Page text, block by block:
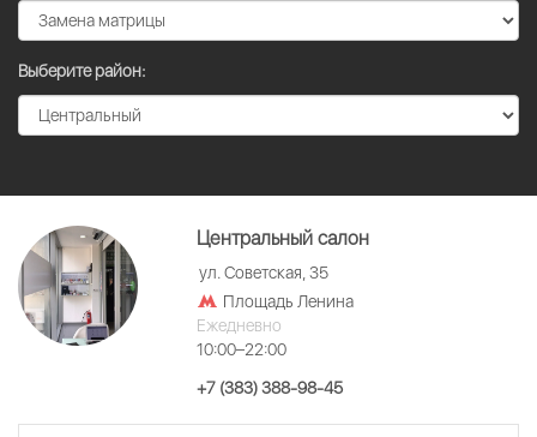
Выберите район:
Центральный салон
ул. Советская, 35
Площадь Ленина
Ежедневно
10:00–22:00
+7 (383) 388-98-45